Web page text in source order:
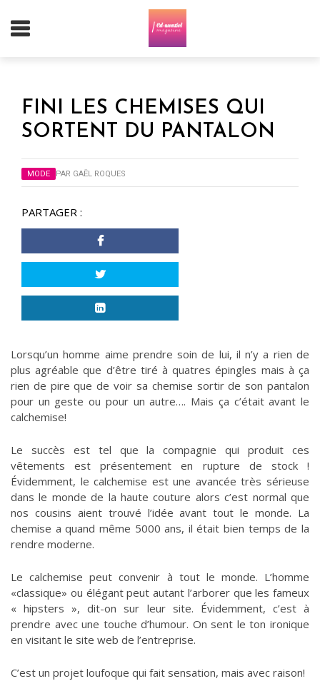
FINI LES CHEMISES QUI
SORTENT DU PANTALON
MODE PAR GAËL ROQUES
PARTAGER :
Lorsqu’un homme aime prendre soin de lui, il n’y a rien de
plus agréable que d’être tiré à quatres épingles mais à ça
rien de pire que de voir sa chemise sortir de son pantalon
pour un geste ou pour un autre…. Mais ça c’était avant le
calchemise!
Le succès est tel que la compagnie qui produit ces
vêtements est présentement en rupture de stock !
Évidemment, le calchemise est une avancée très sérieuse
dans le monde de la haute couture alors c’est normal que
nos cousins aient trouvé l’idée avant tout le monde. La
chemise a quand même 5000 ans, il était bien temps de la
rendre moderne.
Le calchemise peut convenir à tout le monde. L’homme
«classique» ou élégant peut autant l’arborer que les fameux
« hipsters », dit-on sur leur site. Évidemment, c’est à
prendre avec une touche d’humour. On sent le ton ironique
en visitant le site web de l’entreprise.
C’est un projet loufoque qui fait sensation, mais avec raison!